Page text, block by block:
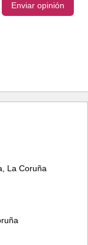
Enviar opinión
La Coruña